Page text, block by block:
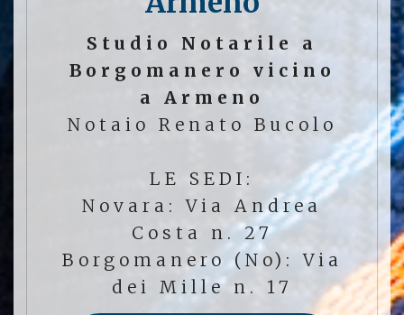
Studio Notarile a
Borgomanero vicino
a Armeno
Notaio Renato Bucolo
LE SEDI:
Novara: Via Andrea
Costa n. 27
Borgomanero (No): Via
dei Mille n. 17